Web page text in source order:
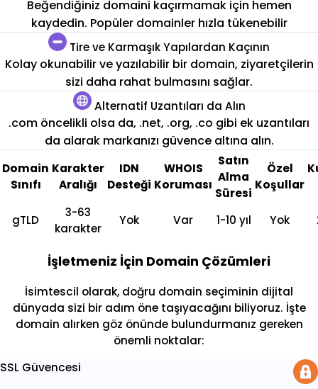
Beğendiğiniz domaini kaçırmamak için hemen
kaydedin. Popüler domainler hızla tükenebilir
Tire ve Karmaşık Yapılardan Kaçının
Kolay okunabilir ve yazılabilir bir domain, ziyaretçilerin
sizi daha rahat bulmasını sağlar.
Alternatif Uzantıları da Alın
.com öncelikli olsa da, .net, .org, .co gibi ek uzantıları
da alarak markanızı güvence altına alın.
Domain
Sınıfı
Karakter
Aralığı
IDN
Desteği
WHOIS
Koruması
Satın
Alma
Süresi
Özel
Koşullar
gTLD
3-63
karakter
Yok Var 1-10 yıl Yok
İşletmeniz İçin Domain Çözümleri
İsimtescil olarak, doğru domain seçiminin dijital
dünyada sizi bir adım öne taşıyacağını biliyoruz. İşte
domain alırken göz önünde bulundurmanız gereken
önemli noktalar:
SSL Güvencesi